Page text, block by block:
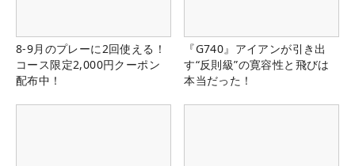
8-9月のプレーに2回使える！
コース限定2,000円クーポン
配布中！
『G740』アイアンが引き出
す“反則級”の寛容性と飛びは
本当だった！